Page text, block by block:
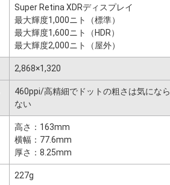
Super Retina XDRディスプレイ
最大輝度1,000ニト（標準）
最大輝度1,600ニト（HDR）
最大輝度2,000ニト（屋外）
2,868×1,320
460ppi/高精細でドットの粗さは気になら
ない
高さ：163mm
横幅：77.6mm
厚さ：8.25mm
227g